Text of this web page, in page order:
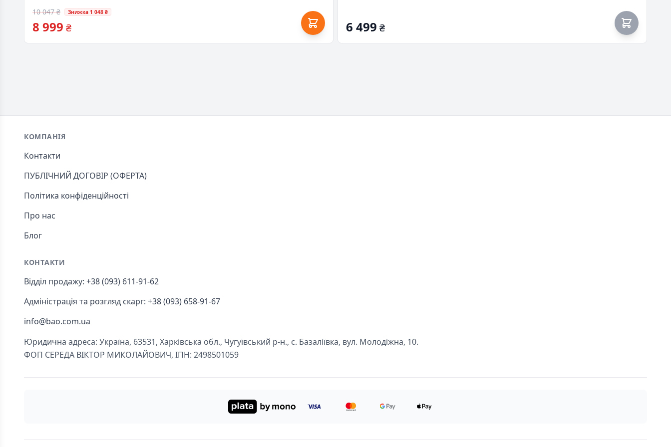
10 047 ₴ Знижка 1 048 ₴
8 999 ₴ 6 499 ₴
Footer
КОМПАНІЯ
Контакти
ПУБЛІЧНИЙ ДОГОВІР (ОФЕРТА)
Політика конфіденційності
Про нас
Блог
КОНТАКТИ
Відділ продажу: +38 (093) 611-91-62
Адміністрація та розгляд скарг: +38 (093) 658-91-67
info@bao.com.ua
Юридична адреса: Україна, 63531, Харківська обл., Чугуївський р-н., с. Базаліївка, вул. Молодіжна, 10.
ФОП СЕРЕДА ВІКТОР МИКОЛАЙОВИЧ, ІПН: 2498501059